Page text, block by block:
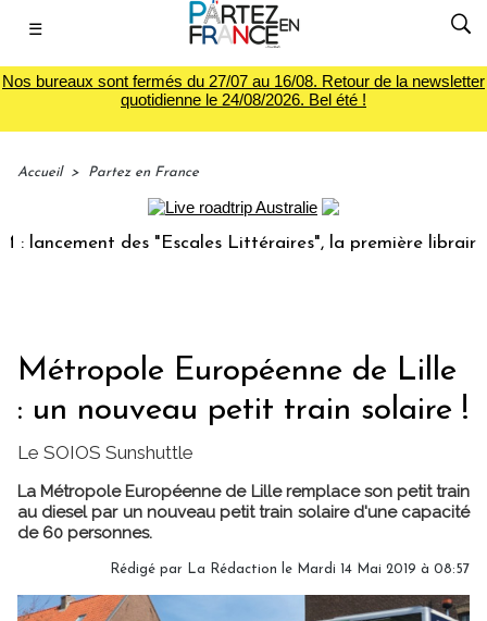
☰
Nos bureaux sont fermés du 27/07 au 16/08. Retour de la newsletter
quotidienne le 24/08/2026. Bel été !
Accueil > Partez en France
des "Escales Littéraires", la première librairie du
Métropole Européenne de Lille
: un nouveau petit train solaire !
Le SOIOS Sunshuttle
La Métropole Européenne de Lille remplace son petit train
au diesel par un nouveau petit train solaire d'une capacité
de 60 personnes.
Rédigé par La Rédaction le Mardi 14 Mai 2019 à 08:57